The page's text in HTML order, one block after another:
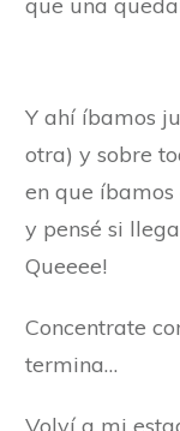
que una
Y ahí íbamos
otra) y sobre
en que
y pensé si
Queeee!
Concentrate
termina…